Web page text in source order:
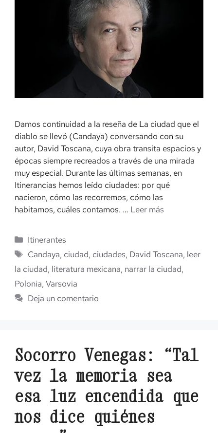
Damos continuidad a la reseña de La ciudad que el
diablo se llevó (Candaya) conversando con su
autor, David Toscana, cuya obra transita espacios y
épocas siempre recreados a través de una mirada
muy especial. Durante las últimas semanas, en
Itinerancias hemos leído ciudades: por qué
nacieron, cómo las recorremos, cómo las
habitamos, cuáles contamos. … Leer más
Categorías
Itinerantes
Etiquetas
Candaya, ciudad, ciudades, David Toscana, leer
la ciudad, literatura mexicana, narrar la ciudad,
Polonia, Varsovia
Deja un comentario
Socorro Venegas: “Tal
vez la memoria sea
esa luz encendida que
nos dice quiénes